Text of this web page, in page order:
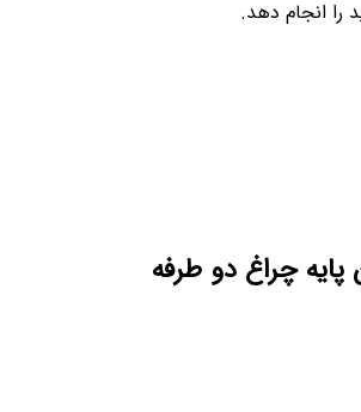
را انجام دهد.
پایه چراغ دو طرفه